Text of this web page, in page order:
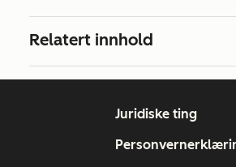
Relatert innhold
Juridiske ting